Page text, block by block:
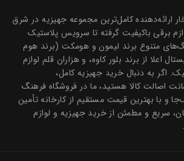
ارائه‌دهنده کامل‌ترین مجموعه جهیزیه در شرق
برقی باکیفیت گرفته تا سرویس پلاستیک
متنوع برند لیمون و هومکت (برند هوم
اعلا از برند بلور کاوه، و هزاران قلم لوازم
اگر به دنبال خرید جهیزیه کامل،
اصالت کالا هستید، ما در فروشگاه فرهنگ
و با بهترین قیمت مستقیم از کارخانه تأمین
سریع و مطمئن از خرید جهیزیه و لوازم